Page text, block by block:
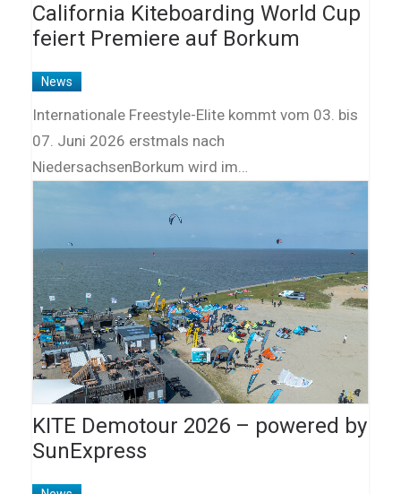
California Kiteboarding World Cup
feiert Premiere auf Borkum
News
Internationale Freestyle-Elite kommt vom 03. bis
07. Juni 2026 erstmals nach
NiedersachsenBorkum wird im…
KITE Demotour 2026 – powered by
SunExpress